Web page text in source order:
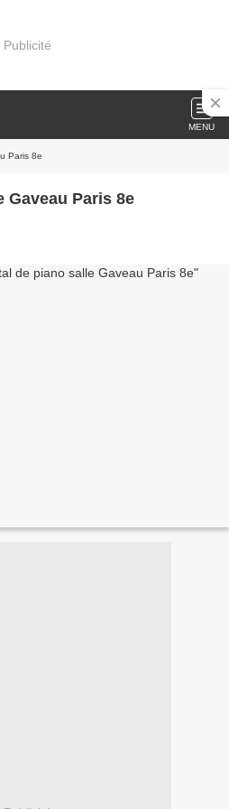
Publicité
MENU
Paris 8e
Gaveau Paris 8e